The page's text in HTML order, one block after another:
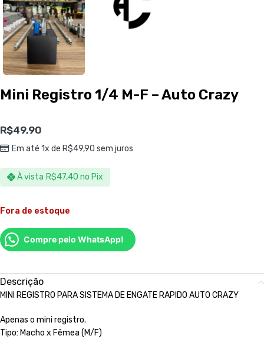
Mini Registro 1/4 M-F – Auto Crazy
R$49,90
Em até 1x de R$49,90 sem juros
À vista R$47,40 no Pix
Fora de estoque
Compre pelo WhatsApp!
Descrição
MINI REGISTRO PARA SISTEMA DE ENGATE RAPIDO AUTO CRAZY
Apenas o mini registro.
Tipo: Macho x Fêmea (M/F)